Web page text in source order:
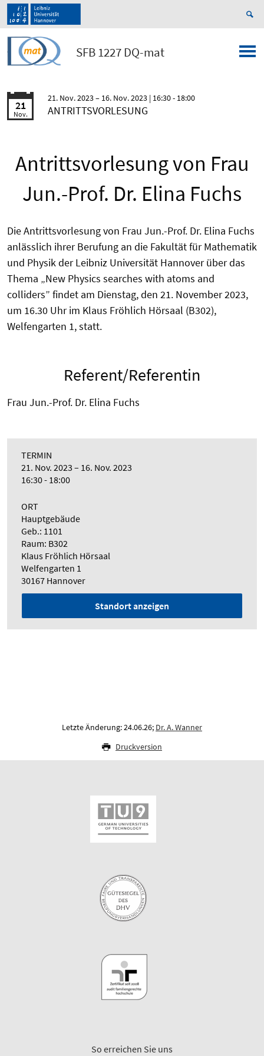
SFB 1227 DQ-mat
21
Nov.
21. Nov. 2023 16. Nov. 2023 | 16:30 - 18:00
ANTRITTSVORLESUNG
Antrittsvorlesung von Frau
Jun.-Prof. Dr. Elina Fuchs
Die Antrittsvorlesung von Frau Jun.-Prof. Dr. Elina Fuchs
anlässlich ihrer Berufung an die Fakultät für Mathematik
und Physik der Leibniz Universität Hannover über das
Thema „New Physics searches with atoms and
colliders” findet am Dienstag, den 21. November 2023,
um 16.30 Uhr im Klaus Fröhlich Hörsaal (B302),
Welfengarten 1, statt.
Referent/Referentin
Frau Jun.-Prof. Dr. Elina Fuchs
TERMIN
21. Nov. 2023
16. Nov. 2023
16:30 - 18:00
ORT
Hauptgebäude
Geb.: 1101
Raum: B302
Klaus Fröhlich Hörsaal
Welfengarten 1
30167 Hannover
Standort anzeigen
Letzte Änderung: 24.06.26; Dr. A. Wanner
Druckversion
So erreichen Sie uns